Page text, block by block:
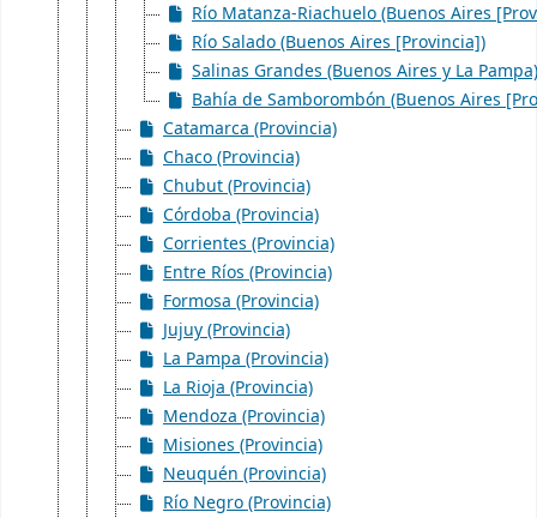
Río Matanza-Riachuelo (Buenos Aires
Río Salado (Buenos Aires [Provincia])
Salinas Grandes (Buenos Aires y La Pampa)
Bahía de Samborombón (Buenos Aires
Catamarca (Provincia)
Chaco (Provincia)
Chubut (Provincia)
Córdoba (Provincia)
Corrientes (Provincia)
Entre Ríos (Provincia)
Formosa (Provincia)
Jujuy (Provincia)
La Pampa (Provincia)
La Rioja (Provincia)
Mendoza (Provincia)
Misiones (Provincia)
Neuquén (Provincia)
Río Negro (Provincia)